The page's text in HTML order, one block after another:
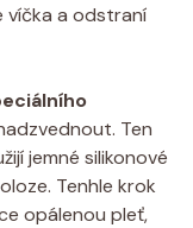
víčka a odstraní
Ten
jemné silikonové
Tenhle krok
opálenou pleť,